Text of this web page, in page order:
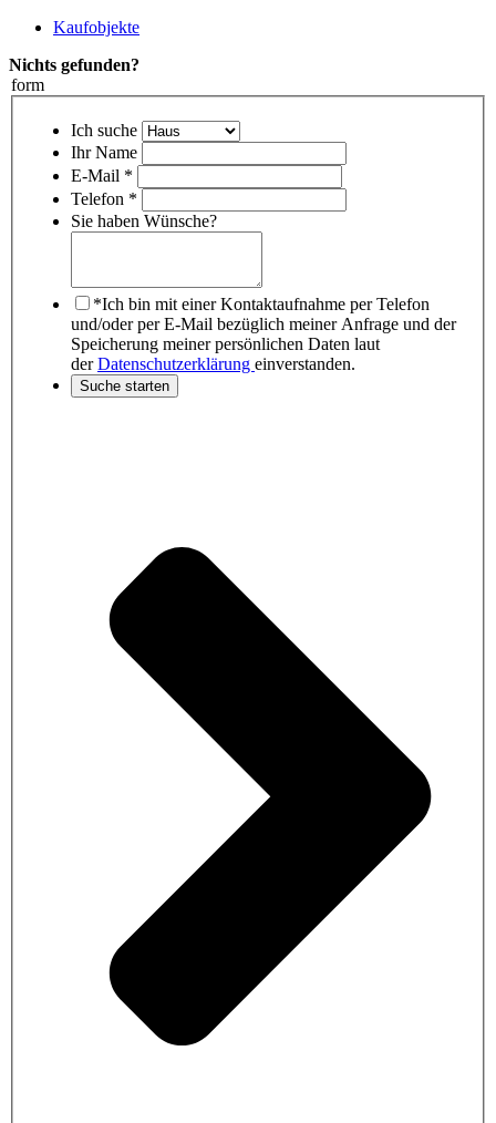
Kaufobjekte
Nichts gefunden?
form
Ich suche
Ihr Name
E-Mail *
Telefon *
Sie haben Wünsche?
*Ich bin mit einer Kontaktaufnahme per Telefon
und/oder per E-Mail bezüglich meiner Anfrage und der
Speicherung meiner persönlichen Daten laut
derDatenschutzerklärung einverstanden.